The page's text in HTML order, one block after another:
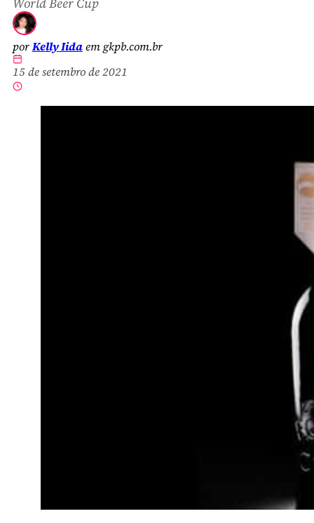
porKelly Iidaem gkpb.com.br
15 de setembro de 2021